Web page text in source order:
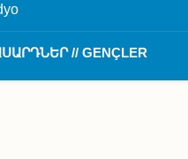
// GENÇLER